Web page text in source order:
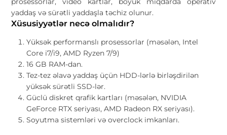
yaddaş və sürətli yaddaşla təchiz olunur.
Xüsusiyyətlər necə olmalıdır?
Yüksək performanslı prosessorlar (məsələn, Intel
Core i7/i9, AMD Ryzen 7/9)
16 GB RAM-dan.
Tez-tez əlavə yaddaş üçün HDD-lərlə birləşdirilən
yüksək sürətli SSD-lər.
Güclü diskret qrafik kartları (məsələn, NVIDIA
GeForce RTX seriyası, AMD Radeon RX seriyası).
Soyutma sistemləri və overclock imkanları.